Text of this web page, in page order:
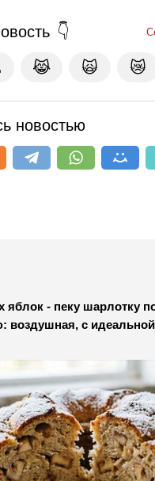
😹 🙀 😿
новостью
яблок - пеку шарлотку
воздушная, с